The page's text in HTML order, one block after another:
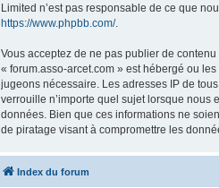
Limited n’est pas responsable de ce que
https://www.phpbb.com/.
Vous acceptez de ne pas publier de
« forum.asso-arcet.com » est hébergé ou
jugeons nécessaire. Les adresses IP de
verrouille n’importe quel sujet lorsque nous
données. Bien que ces informations ne
de piratage visant à compromettre les
Index du forum